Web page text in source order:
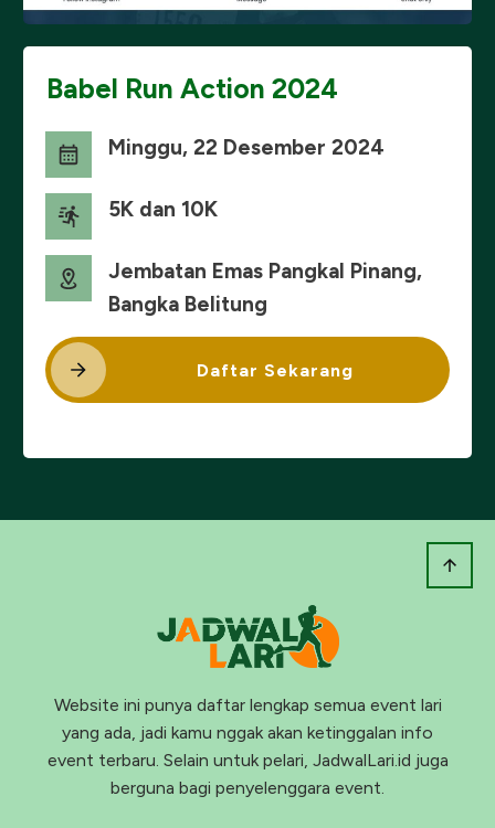
Babel Run Action 2024
Minggu, 22 Desember 2024
5K dan 10K
Jembatan Emas Pangkal Pinang,
Bangka Belitung
Daftar Sekarang
Website ini punya daftar lengkap semua event lari
yang ada, jadi kamu nggak akan ketinggalan info
event terbaru. Selain untuk pelari, JadwalLari.id juga
berguna bagi penyelenggara event.